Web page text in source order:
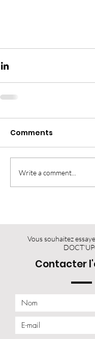
Comments
Write a comment...
Vous souhaitez
DOCT’UP
Contacter